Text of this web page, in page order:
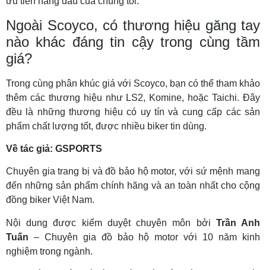
Ngoài Scoyco, có thương hiệu găng tay
nào khác đáng tin cậy trong cùng tầm
giá?
Trong cùng phân khúc giá với Scoyco, bạn có thể tham khảo
thêm các thương hiệu như LS2, Komine, hoặc Taichi. Đây
đều là những thương hiệu có uy tín và cung cấp các sản
phẩm chất lượng tốt, được nhiều biker tin dùng.
Về tác giả: GSPORTS
Chuyên gia trang bị và đồ bảo hộ motor, với sứ mệnh mang
đến những sản phẩm chính hãng và an toàn nhất cho cộng
đồng biker Việt Nam.
Nội dung được kiểm duyệt chuyên môn bởi Trần Anh
Tuấn – Chuyên gia đồ bảo hộ motor với 10 năm kinh
nghiệm trong ngành.